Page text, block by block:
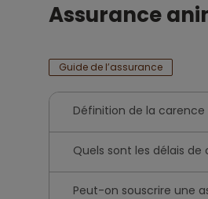
Assurance
Guide de l’assurance
Définition de la carence
Quels sont les délais de
Peut-on souscrire une